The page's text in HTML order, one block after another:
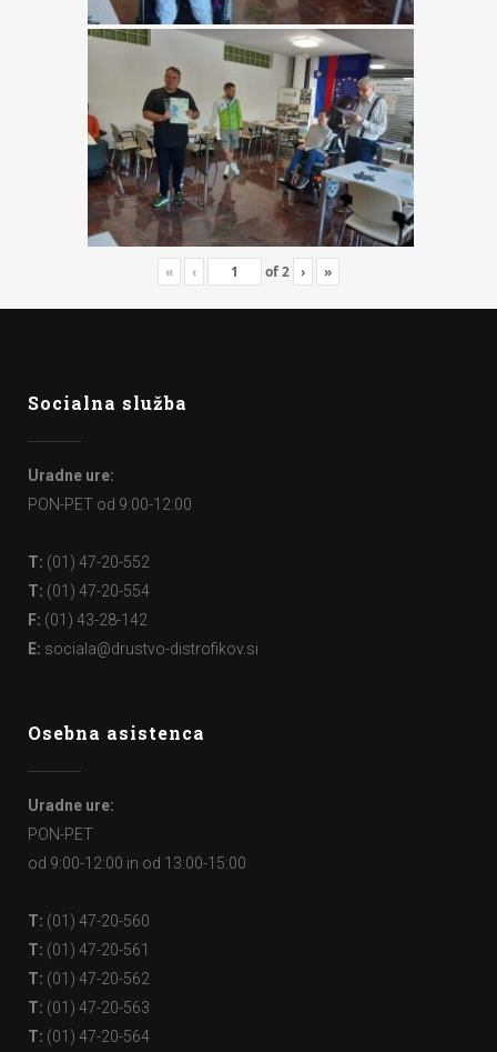
« ‹ of2 › »
Socialna služba
Uradne ure:
PON-PET od 9:00-12:00
T: (01) 47-20-552
T: (01) 47-20-554
F: (01) 43-28-142
E: sociala@drustvo-distrofikov.si
Osebna asistenca
Uradne ure:
PON-PET
od 9:00-12:00 in od 13:00-15:00
T: (01) 47-20-560
T: (01) 47-20-561
T: (01) 47-20-562
T: (01) 47-20-563
T: (01) 47-20-564